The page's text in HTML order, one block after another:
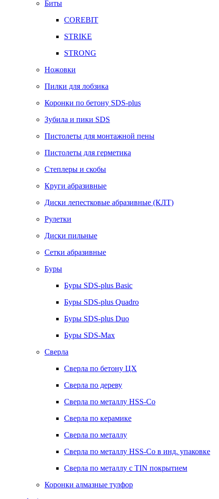
Биты
COREBIT
STRIKE
STRONG
Ножовки
Пилки для лобзика
Коронки по бетону SDS-plus
Зубила и пики SDS
Пистолеты для монтажной пены
Пистолеты для герметика
Степлеры и скобы
Круги абразивные
Диски лепестковые абразивные (КЛТ)
Рулетки
Диски пильные
Сетки абразивные
Буры
Буры SDS-plus Basic
Буры SDS-plus Quadro
Буры SDS-plus Duo
Буры SDS-Max
Сверла
Сверла по бетону ЦХ
Сверла по дереву
Сверла по металлу HSS-Co
Сверла по керамике
Сверла по металлу
Сверла по металлу HSS-Co в инд. упаковке
Сверла по металлу с TIN покрытием
Коронки алмазные тулфор